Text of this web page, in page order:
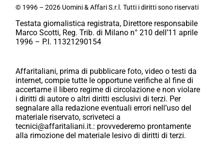
© 1996 – 2026 Uomini & Affari S.r.l. Tutti i diritti sono riservati
Testata giornalistica registrata, Direttore responsabile
Marco Scotti, Reg. Trib. di Milano n° 210 dell’11 aprile
1996 – P.I. 11321290154
Affaritaliani, prima di pubblicare foto, video o testi da
internet, compie tutte le opportune verifiche al fine di
accertarne il libero regime di circolazione e non violare
i diritti di autore o altri diritti esclusivi di terzi. Per
segnalare alla redazione eventuali errori nell’uso del
materiale riservato, scriveteci a
tecnici@affaritaliani.it.: provvederemo prontamente
alla rimozione del materiale lesivo di diritti di terzi.